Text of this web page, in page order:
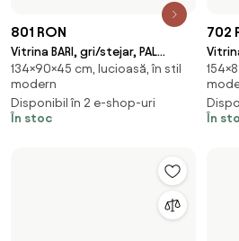
sonoma, PAL laminat, 63x39x192
192×63×39 cm, în stil modern,